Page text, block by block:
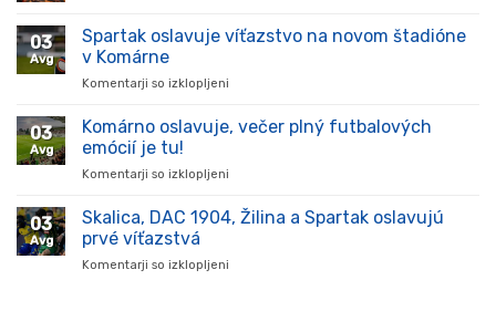
stal
súťaži
Lavrinčík
03
Avg
Spartak oslavuje víťazstvo na novom štadióne
v Komárne
Komentarji so izklopljeni
oslavuje
v
03
Avg
Komárno oslavuje, večer plný futbalových
emócií je tu!
Komentarji so izklopljeni
oslavuje,
03
Avg
Skalica, DAC 1904, Žilina a Spartak oslavujú
prvé víťazstvá
Komentarji so izklopljeni